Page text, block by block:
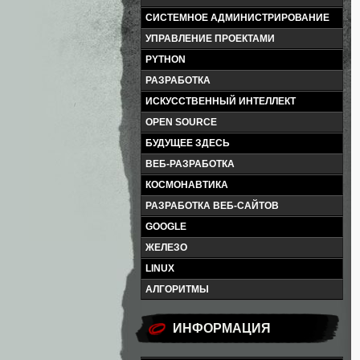
СИСТЕМНОЕ АДМИНИСТРИРОВАНИЕ
УПРАВЛЕНИЕ ПРОЕКТАМИ
PYTHON
РАЗРАБОТКА
ИСКУССТВЕННЫЙ ИНТЕЛЛЕКТ
OPEN SOURCE
БУДУЩЕЕ ЗДЕСЬ
ВЕБ-РАЗРАБОТКА
КОСМОНАВТИКА
РАЗРАБОТКА ВЕБ-САЙТОВ
GOOGLE
ЖЕЛЕЗО
LINUX
АЛГОРИТМЫ
ИНФОРМАЦИЯ